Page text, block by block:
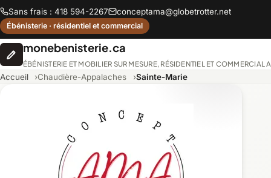
Sans frais : 418 594-2267 conceptama@globetrotter.net
Ébénisterie · résidentiel et commercial
monebenisterie.ca
ÉBÉNISTERIE ET MOBILIER SUR MESURE, RÉSIDENTIEL ET COMMERCIAL
Accueil Chaudière-Appalaches Sainte-Marie